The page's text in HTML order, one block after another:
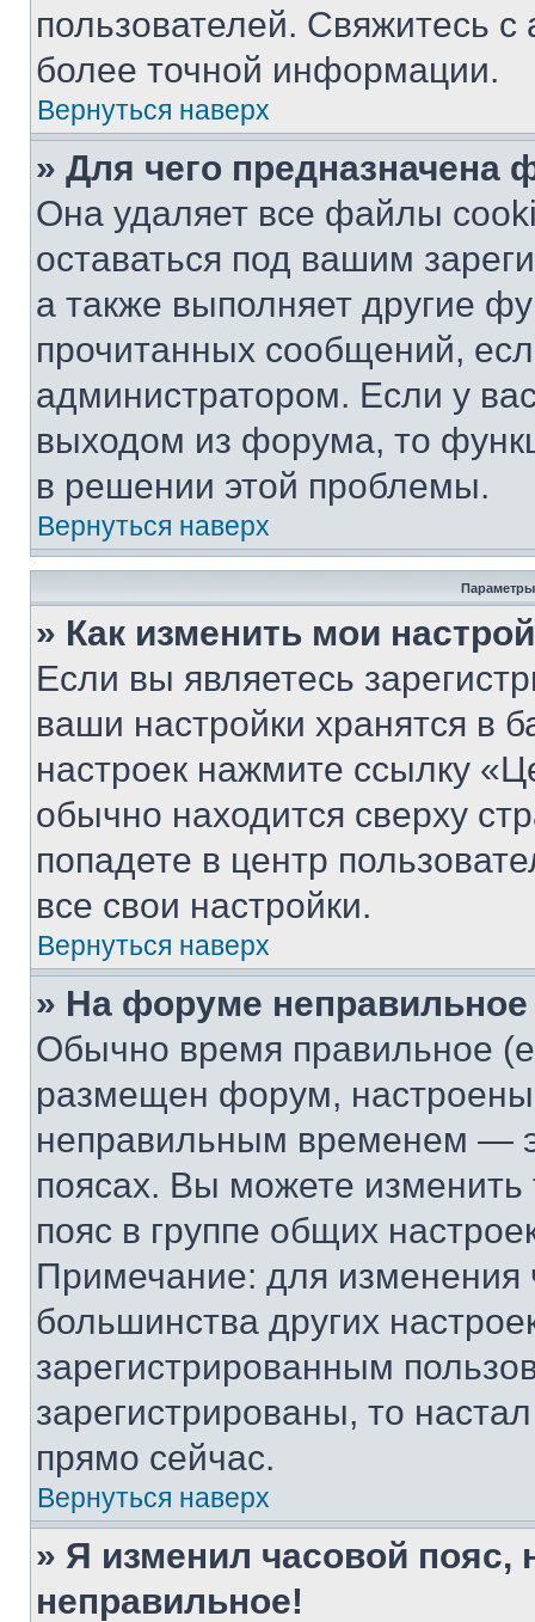
пользователей. Свяжитесь
более точной информации.
Вернуться наверх
» Для чего предназначена
Она удаляет все файлы
оставаться под вашим
а также выполняет другие
прочитанных сообщений,
администратором. Если у
выходом из форума, то
в решении этой проблемы.
Вернуться наверх
Параметры
» Как изменить мои
Если вы являетесь
ваши настройки хранятся в
настроек нажмите ссылку
обычно находится сверху
попадете в центр
все свои настройки.
Вернуться наверх
» На форуме
Обычно время правильное
размещен форум, настроены
неправильным временем —
поясах. Вы можете изменить
пояс в группе общих
Примечание: для изменения
большинства других
зарегистрированным
зарегистрированы, то
прямо сейчас.
Вернуться наверх
» Я изменил часовой пояс,
неправильное!